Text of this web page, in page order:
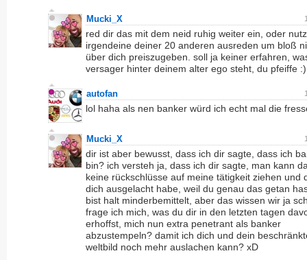
Mucki_X
red dir das mit dem neid ruhig weiter ein, oder nutz
irgendeine deiner 20 anderen ausreden um bloß
über dich preiszugeben. soll ja keiner erfahren,
versager hinter deinem alter ego steht, du pfeiffe :)
autofan
lol haha als nen banker würd ich echt mal die
Mucki_X
dir ist aber bewusst, dass ich dir sagte, dass ich
bin? ich versteh ja, dass ich dir sagte, man kann
keine rückschlüsse auf meine tätigkeit ziehen und
dich ausgelacht habe, weil du genau das getan
bist halt minderbemittelt, aber das wissen wir ja
frage ich mich, was du dir in den letzten tagen
erhoffst, mich nun extra penetrant als banker
abzustempeln? damit ich dich und dein
weltbild noch mehr auslachen kann? xD